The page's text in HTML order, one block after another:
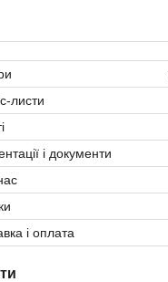
листи
і документи
і оплата